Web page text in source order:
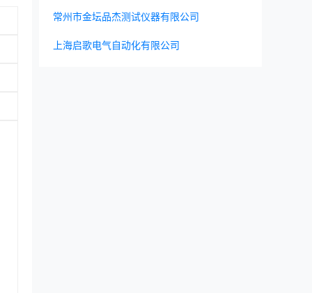
常州市金坛品杰测试仪器有限公司
上海启歌电气自动化有限公司